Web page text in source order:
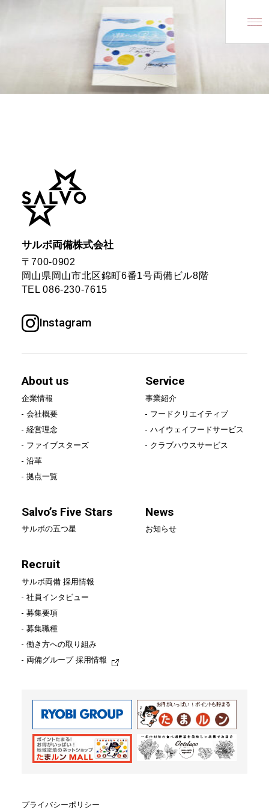
SALVO Ryobi Inc.
SALVO Ryobi Inc.
経営理念
ファイブスターズ
沿革
拠点一覧
Service
事業紹介
クラブハウスサービス
Salvo’s Five Stars
サルボの五つ星
News
Recruit
サルボ両備 採用情報
社員インタビュー
募集要項
両備グループ 採用情報
お問い合わせ
サルボ両備株式会社
〒700-0902
岡山県岡山市北区錦町6番1号両備ビル8階
TEL086-230-7615
Instagram
About us
企業情報
会社概要
経営理念
ファイブスターズ
沿革
拠点一覧
Service
事業紹介
フードクリエイティブ
ハイウェイフードサービス
クラブハウスサービス
Salvo’s Five Stars
サルボの五つ星
News
お知らせ
Recruit
サルボ両備 採用情報
社員インタビュー
募集要項
募集職種
働き方への取り組み
両備グループ 採用情報
プライバシーポリシー